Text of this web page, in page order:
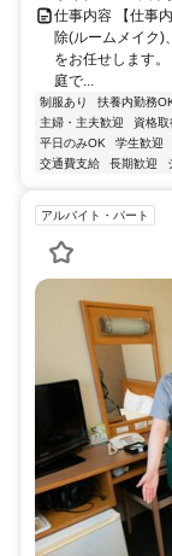
仕事内容 【仕事
除(ルームメイク)
をお任せします
庭で...
制服あり 扶養内勤務
主婦・主夫歓迎
資格取
平日のみOK
学生歓迎
交通費支給
長期歓迎
アルバイト・パート